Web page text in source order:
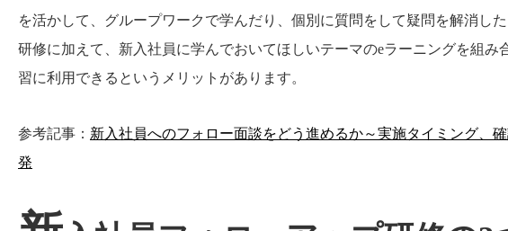
を活かして、グループワークで学んだり、個別に質問をして疑問を解消した
研修に加えて、新入社員に学んでおいてほしいテーマのeラーニングを組
習に利用できるというメリットがあります。
参考記事： 新入社員へのフォロー面談をどう進めるか～実施タイミング、
発